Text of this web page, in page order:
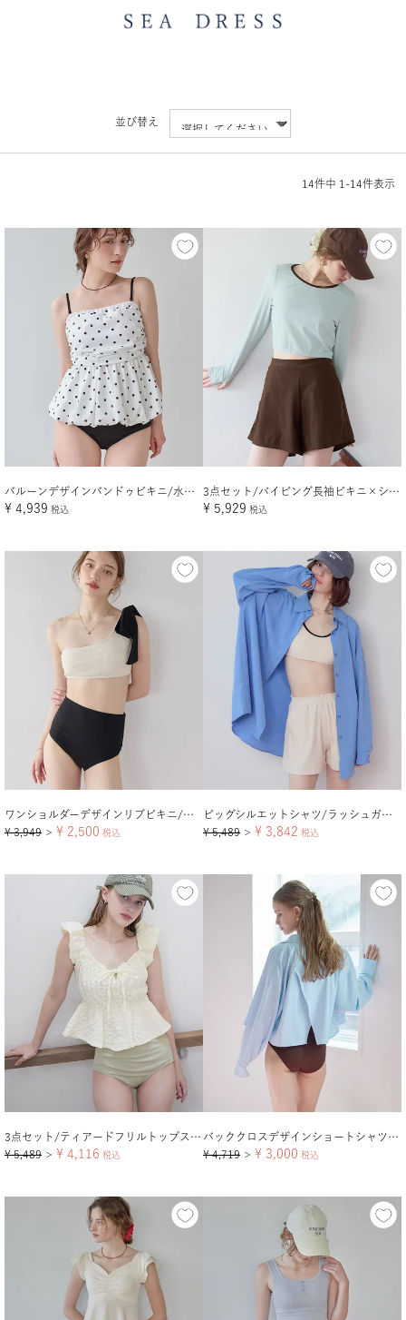
並び替え
14件中 1 -14件表示
バルーンデザインバンドゥビキニ/水着【メール便可／100】
¥ 4,939 税込
3点セット/パイピング長袖ビキニ×ショートパンツ/水着
¥ 5,929 税込
ワンショルダーデザインリブビキニ/水着【メール便可／100】
¥ 3,949 ＞ ¥ 2,500 税込
ビッグシルエットシャツ/ラッシュガード【メール便可／100】
¥ 5,489 ＞ ¥ 3,842 税込
3点セット/ティアードフリルトップス付ビキニ/水着
¥ 5,489 ＞ ¥ 4,116 税込
バッククロスデザインショートシャツ/ラッシュガード【メール便可／100】
¥ 4,719 ＞ ¥ 3,000 税込